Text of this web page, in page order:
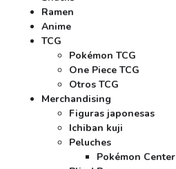
Ramen
Anime
TCG
Pokémon TCG
One Piece TCG
Otros TCG
Merchandising
Figuras japonesas
Ichiban kuji
Peluches
Pokémon Center